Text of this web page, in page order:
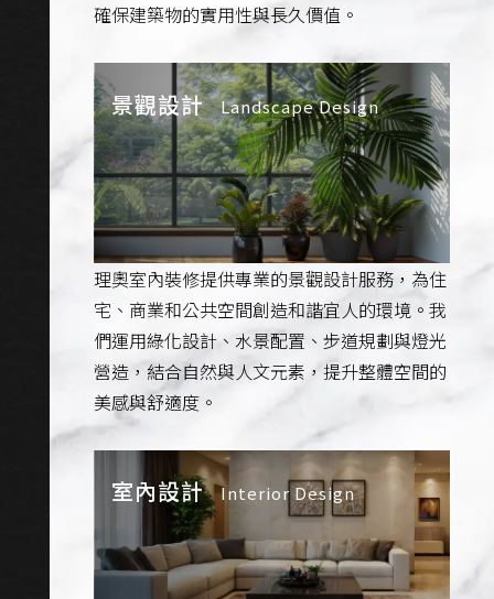
確保建築物的實用性與長久價值。
景觀設計 Landscape Design
理奧室內裝修提供專業的景觀設計服務，為住
宅、商業和公共空間創造和諧宜人的環境。我
們運用綠化設計、水景配置、步道規劃與燈光
營造，結合自然與人文元素，提升整體空間的
美感與舒適度。
室內設計 Interior Design